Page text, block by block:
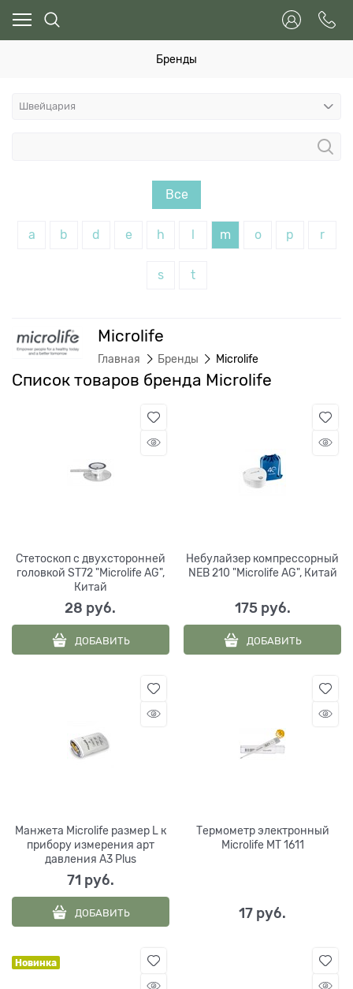
Бренды
Все
a b d e h m o p r
s t
Microlife
Главная Бренды Microlife
Список товаров бренда Microlife
Стетоскоп с двухсторонней
головкой ST72 "Microlife AG",
Китай
28 руб.
ДОБАВИТЬ
Небулайзер компрессорный
NEB 210 "Microlife AG", Китай
175 руб.
ДОБАВИТЬ
Манжета Microlife размер L к
прибору измерения арт
давления A3 Plus
71 руб.
ДОБАВИТЬ
Термометр электронный
Microlife МТ 1611
17 руб.
Новинка